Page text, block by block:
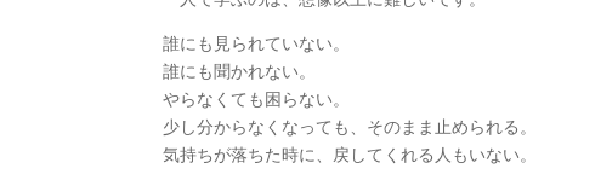
誰にも見られていない。
誰にも聞かれない。
やらなくても困らない。
少し分からなくなっても、そのまま止められる。
気持ちが落ちた時に、戻してくれる人もいない。